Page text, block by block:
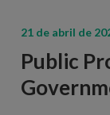
21 de abril de
Public